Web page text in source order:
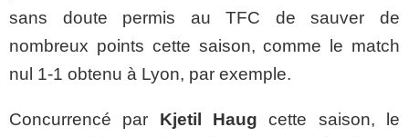
sans doute permis au TFC de sauver de
nombreux points cette saison, comme le match
nul 1-1 obtenu à Lyon, par exemple.
Concurrencé par Kjetil Haug cette saison, le